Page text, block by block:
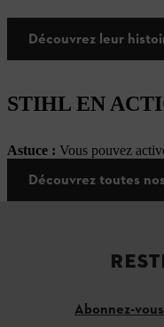
Découvrez leur
STIHL EN
Astuce : Vous pouvez
Découvrez toutes
Abonnez-